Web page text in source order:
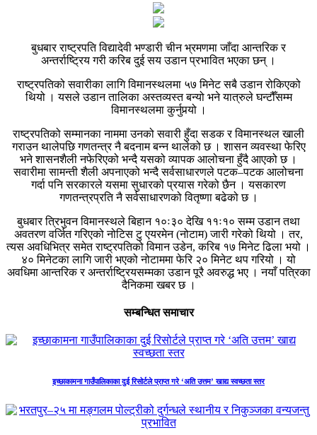
बुधबार राष्ट्रपति विद्यादेवी भण्डारी चीन भ्रमणमा जाँदा आन्तरिक र
अन्तर्राष्ट्रिय गरी करिब दुई सय उडान प्रभावित भएका छन् ।
राष्ट्रपतिको सवारीका लागि विमानस्थलमा ५७ मिनेट सबै उडान रोकिएको
थियो । यसले उडान तालिका अस्तव्यस्त बन्यो भने यात्रुले घन्टौँसम्म
विमानस्थलमा कुर्नुपर्‍यो ।
राष्ट्रपतिको सम्मानका नाममा उनको सवारी हुँदा सडक र विमानस्थल खाली
गराउन थालेपछि गणतन्त्र नै बदनाम बन्न थालेको छ । शासन व्यवस्था फेरिए
भने शासनशैली नफेरिएको भन्दै यसको व्यापक आलोचना हुँदै आएको छ ।
सवारीमा सामन्ती शैली अपनाएको भन्दै सर्वसाधारणले पटक–पटक आलोचना
गर्दा पनि सरकारले यसमा सुधारको प्रयास गरेको छैन । यसकारण
गणतन्त्रप्रति नै सर्वसाधारणको वितृष्णा बढेको छ ।
बुधबार त्रिभुवन विमानस्थले बिहान १०ः३० देखि ११ः१० सम्म उडान तथा
अवतरण वर्जित गरिएको नोटिस टु एयरमेन (नोटाम) जारी गरेको थियो । तर,
त्यस अवधिभित्र समेत राष्ट्रपतिको विमान उडेन, करिब १७ मिनेट ढिला भयो ।
४० मिनेटका लागि जारी भएको नोटाममा फेरि २० मिनेट थप गरियो । यो
अवधिमा आन्तरिक र अन्तर्राष्ट्रियसम्मका उडान पूरै अवरुद्ध भए । नयाँ पत्रिका
दैनिकमा खबर छ ।
सम्बन्धित समाचार
इच्छाकामना गाउँपालिकाका दुई रिसोर्टले प्राप्त गरे ‘अति उत्तम’ खाद्य स्वच्छता स्तर